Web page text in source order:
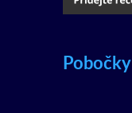
Pobočky